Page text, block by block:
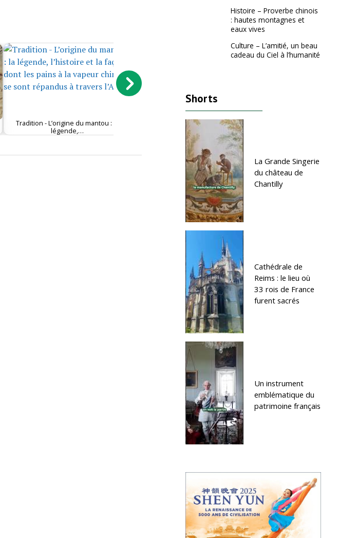
Tradition - L’origine du mantou : la
légende,…
Histoire - À 15 ans, il détruit des
livres immoraux…
Histoire – Proverbe chinois
: hautes montagnes et
eaux vives
Culture – L’amitié, un beau
cadeau du Ciel à l’humanité
Shorts
La Grande Singerie
du château de
Chantilly
Cathédrale de
Reims : le lieu où
33 rois de France
furent sacrés
Un instrument
emblématique du
patrimoine français